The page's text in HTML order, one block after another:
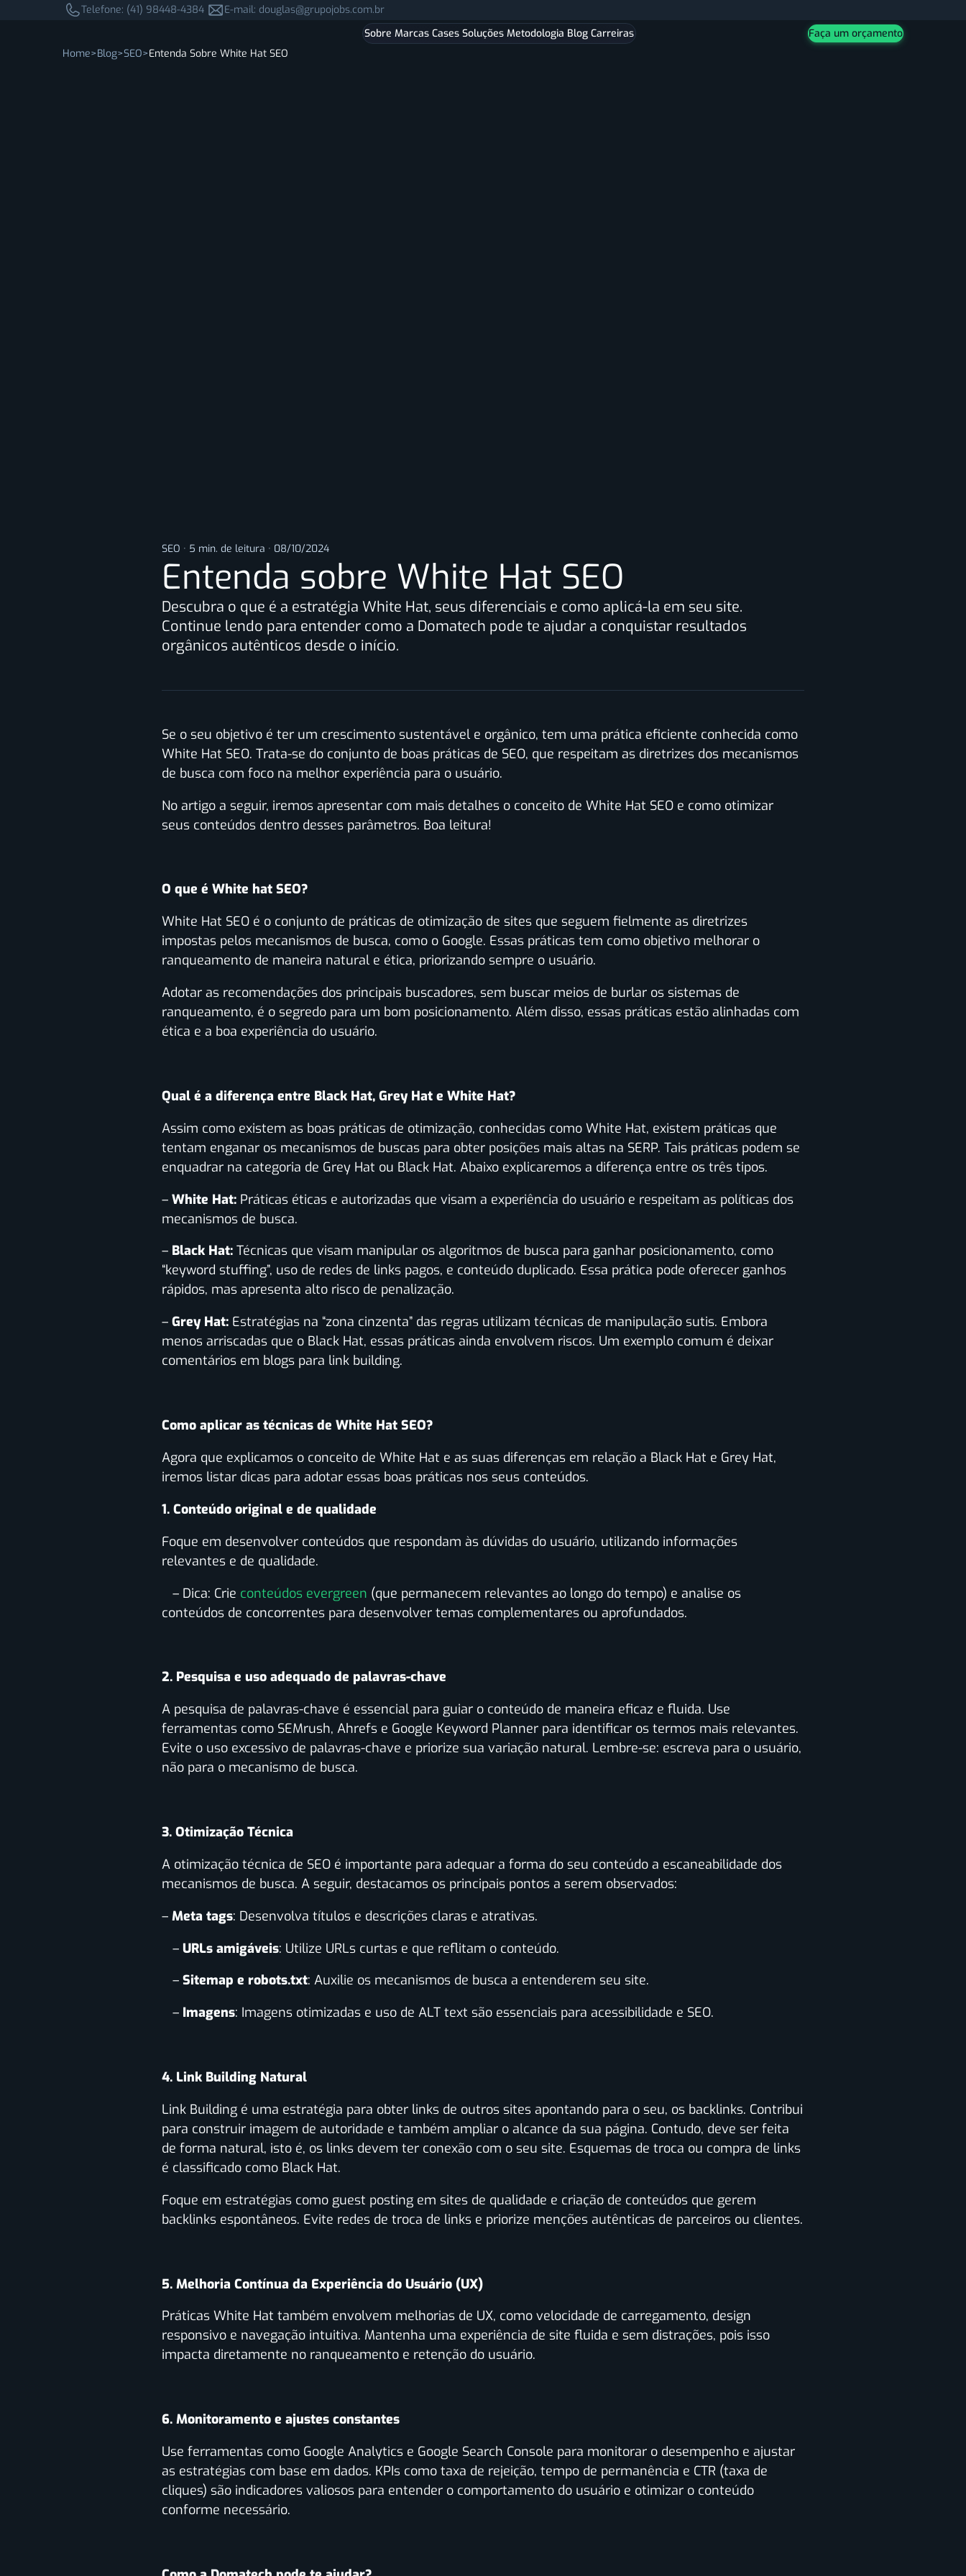
Telefone: (41) 98448-4384
E-mail: douglas@grupojobs.com.br
Sobre Marcas Cases Soluções Metodologia Blog Carreiras
Faça um orçamento
Home Blog SEO Entenda Sobre White Hat SEO
SEO · 5 min. de leitura · 08/10/2024
Entenda sobre White Hat SEO
Descubra o que é a estratégia White Hat, seus diferenciais e como aplicá-la em seu site.
Continue lendo para entender como a Domatech pode te ajudar a conquistar resultados
orgânicos autênticos desde o início.
Se o seu objetivo é ter um crescimento sustentável e orgânico, tem uma prática eficiente conhecida como
White Hat SEO. Trata-se do conjunto de boas práticas de SEO, que respeitam as diretrizes dos mecanismos
de busca com foco na melhor experiência para o usuário.
No artigo a seguir, iremos apresentar com mais detalhes o conceito de White Hat SEO e como otimizar
seus conteúdos dentro desses parâmetros. Boa leitura!
O que é White hat​ SEO?
White Hat SEO é o conjunto de práticas de otimização de sites que seguem fielmente as diretrizes
impostas pelos mecanismos de busca, como o Google. Essas práticas tem como objetivo melhorar o
ranqueamento de maneira natural e ética, priorizando sempre o usuário.
Adotar as recomendações dos principais buscadores, sem buscar meios de burlar os sistemas de
ranqueamento, é o segredo para um bom posicionamento. Além disso, essas práticas estão alinhadas com
ética e a boa experiência do usuário.
Qual é a diferença entre Black Hat, Grey Hat e White Hat?
Assim como existem as boas práticas de otimização, conhecidas como White Hat, existem práticas que
tentam enganar os mecanismos de buscas para obter posições mais altas na SERP. Tais práticas podem se
enquadrar na categoria de Grey Hat ou Black Hat. Abaixo explicaremos a diferença entre os três tipos.
– White Hat:Práticas éticas e autorizadas que visam a experiência do usuário e respeitam as políticas dos
mecanismos de busca.
–Black Hat:Técnicas que visam manipular os algoritmos de busca para ganhar posicionamento, como
“keyword stuffing”, uso de redes de links pagos, e conteúdo duplicado. Essa prática pode oferecer ganhos
rápidos, mas apresenta alto risco de penalização.
– Grey Hat:Estratégias na “zona cinzenta” das regras utilizam técnicas de manipulação sutis. Embora
menos arriscadas que o Black Hat, essas práticas ainda envolvem riscos. Um exemplo comum é deixar
comentários em blogs para link building.
Como aplicar as técnicas de White Hat SEO?
Agora que explicamos o conceito de White Hat e as suas diferenças em relação a Black Hat e Grey Hat,
iremos listar dicas para adotar essas boas práticas nos seus conteúdos.
1. Conteúdo original e de qualidade
Foque em desenvolver conteúdos que respondam às dúvidas do usuário, utilizando informações
relevantes e de qualidade.
– Dica: Crie conteúdos evergreen (que permanecem relevantes ao longo do tempo) e analise os
conteúdos de concorrentes para desenvolver temas complementares ou aprofundados.
2. Pesquisa e uso adequado de palavras-chave
A pesquisa de palavras-chave é essencial para guiar o conteúdo de maneira eficaz e fluida. Use
ferramentas como SEMrush, Ahrefs e Google Keyword Planner para identificar os termos mais relevantes.
Evite o uso excessivo de palavras-chave e priorize sua variação natural. Lembre-se: escreva para o usuário,
não para o mecanismo de busca.
3. Otimização Técnica
A otimização técnica de SEO é importante para adequar a forma do seu conteúdo a escaneabilidade dos
mecanismos de busca. A seguir, destacamos os principais pontos a serem observados:
– Meta tags: Desenvolva títulos e descrições claras e atrativas.
– URLs amigáveis: Utilize URLs curtas e que reflitam o conteúdo.
– Sitemap e robots.txt: Auxilie os mecanismos de busca a entenderem seu site.
– Imagens: Imagens otimizadas e uso de ALT text são essenciais para acessibilidade e SEO.
4. Link Building Natural
Link Building é uma estratégia para obter links de outros sites apontando para o seu, os backlinks. Contribui
para construir imagem de autoridade e também ampliar o alcance da sua página. Contudo, deve ser feita
de forma natural, isto é, os links devem ter conexão com o seu site. Esquemas de troca ou compra de links
é classificado como Black Hat.
Foque em estratégias como guest posting em sites de qualidade e criação de conteúdos que gerem
backlinks espontâneos. Evite redes de troca de links e priorize menções autênticas de parceiros ou clientes.
5. Melhoria Contínua da Experiência do Usuário (UX)
Práticas White Hat também envolvem melhorias de UX, como velocidade de carregamento, design
responsivo e navegação intuitiva. Mantenha uma experiência de site fluida e sem distrações, pois isso
impacta diretamente no ranqueamento e retenção do usuário.
6. Monitoramento e ajustes constantes
Use ferramentas como Google Analytics e Google Search Console para monitorar o desempenho e ajustar
as estratégias com base em dados. KPIs como taxa de rejeição, tempo de permanência e CTR (taxa de
cliques) são indicadores valiosos para entender o comportamento do usuário e otimizar o conteúdo
conforme necessário.